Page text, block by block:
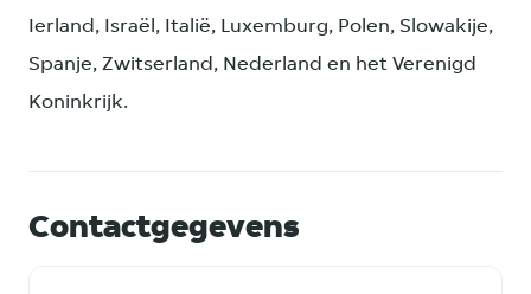
Ierland, Israël, Italië, Luxemburg, Polen, Slowakije,
Spanje, Zwitserland, Nederland en het Verenigd
Koninkrijk.
Contactgegevens